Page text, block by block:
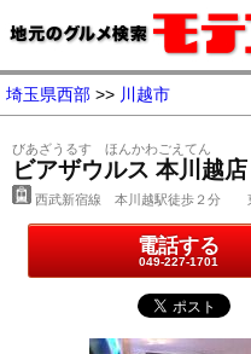
埼玉県西部 >> 川越市
びあざうるす ほんかわごえてん
ビアザウルス 本川越店
西武新宿線 本川越駅徒歩２分 東
電話する
049-227-1701